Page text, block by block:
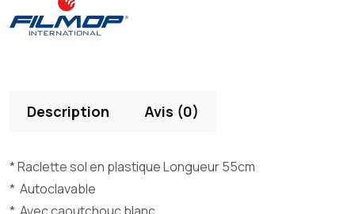
Description Avis (0)
* Raclette sol en plastique Longueur 55cm
* Autoclavable